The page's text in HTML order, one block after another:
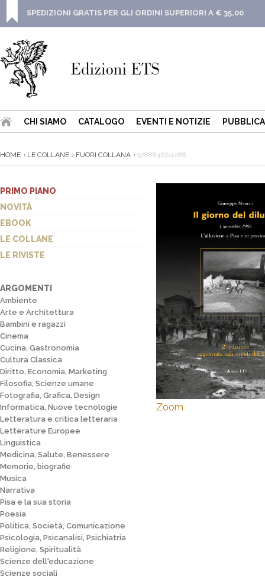
SPEDIZIONI GRATIS PER GLI ORDINI SUPERIORI A € 35,00
CHI SIAMO CATALOGO EVENTI E NOTIZIE
HOME LE COLLANE FUORI COLLANA 9788846741288
PRIMO PIANO
NOVITÀ
EBOOK
LE COLLANE
LE RIVISTE
ARGOMENTI
Ambiente
Arte e Architettura
Bambini e ragazzi
Cinema
Cucina, Gastronomia
Cultura Classica
Diritto, Economia, Marketing
Filosofia, Scienze umane
Fotografia, Grafica, Design
Informatica, Nuove tecnologie
Letteratura e critica letteraria
Letterature Europee
Linguistica
Medicina, Salute, Benessere
Memorie, biografie
Musica
Narrativa
Pisa e la sua storia
Poesia
Politica, Società, Comunicazione
Psicologia, Psicanalisi, Psichiatria
Religione, Spiritualità
Scienze dell'educazione
Scienze sociali
Zoom